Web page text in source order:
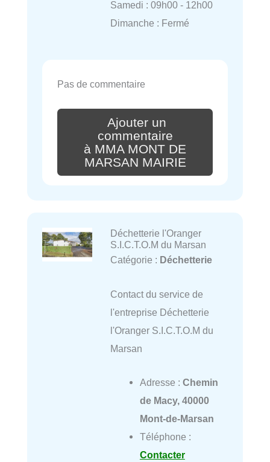
Samedi : 09h00 - 12h00
Dimanche : Fermé
Pas de commentaire
Ajouter un
commentaire
à MMA MONT DE
MARSAN MAIRIE
Déchetterie l'Oranger
S.I.C.T.O.M du Marsan
Catégorie : Déchetterie
Contact du service de
l'entreprise Déchetterie
l'Oranger S.I.C.T.O.M du
Marsan
Adresse : Chemin
de Macy, 40000
Mont-de-Marsan
Téléphone :
Contacter